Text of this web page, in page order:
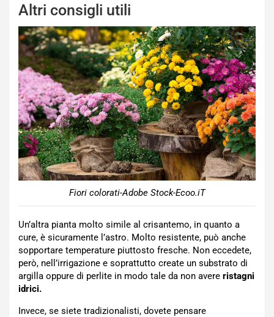
Altri consigli utili
Fiori colorati-Adobe Stock-Ecoo.iT
Un’altra pianta molto simile al crisantemo, in quanto a
cure, è sicuramente l’astro. Molto resistente, può anche
sopportare temperature piuttosto fresche. Non eccedete,
però, nell’irrigazione e soprattutto create un substrato di
argilla oppure di perlite in modo tale da non avere ristagni
idrici.
Invece, se siete tradizionalisti, dovete pensare